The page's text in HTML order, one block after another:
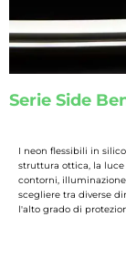
Serie Side
I neon flessibili in
struttura ottica, la luce
contorni,
scegliere tra diverse
l'alto grado di